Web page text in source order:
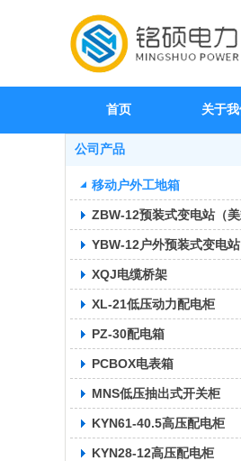
首页 关于我
公司产品
移动户外工地箱
ZBW-12预装式变电站（美
YBW-12户外预装式变电站
XQJ电缆桥架
XL-21低压动力配电柜
PZ-30配电箱
PCBOX电表箱
MNS低压抽出式开关柜
KYN61-40.5高压配电柜
KYN28-12高压配电柜